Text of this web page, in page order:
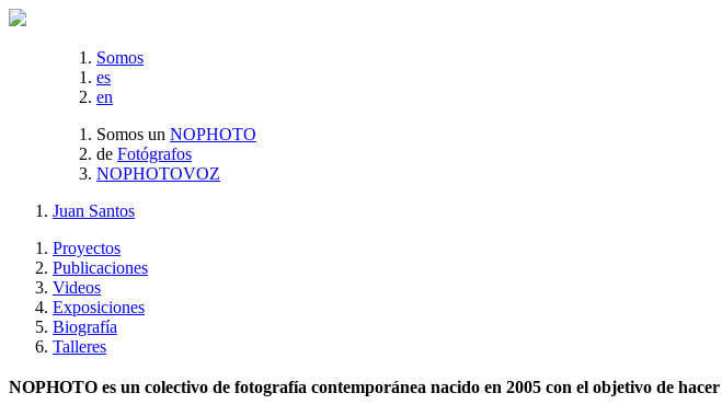
Somos
es
en
Somos un NOPHOTO
de Fotógrafos
NOPHOTOVOZ
Juan Santos
Proyectos
Publicaciones
Videos
Exposiciones
Biografía
Talleres
NOPHOTO es un colectivo de fotografía contemporánea nacido en 2005 con el objetivo de